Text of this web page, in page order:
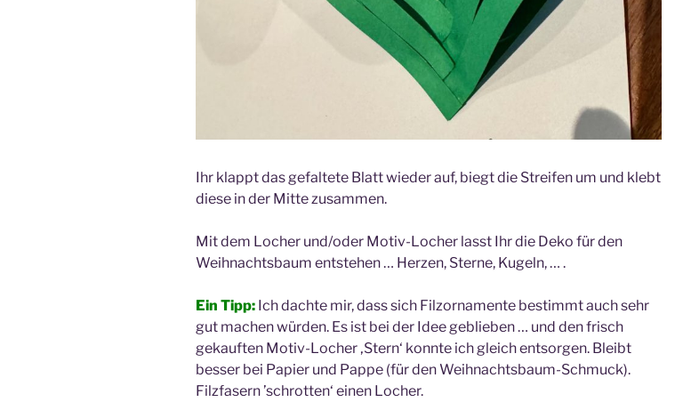
Ihr klappt das gefaltete Blatt wieder auf, biegt die Streifen um und klebt
diese in der Mitte zusammen.
Mit dem Locher und/oder Motiv-Locher lasst Ihr die Deko für den
Weihnachtsbaum entstehen … Herzen, Sterne, Kugeln, … .
Ein Tipp: Ich dachte mir, dass sich Filzornamente bestimmt auch sehr
gut machen würden. Es ist bei der Idee geblieben … und den frisch
gekauften Motiv-Locher ‚Stern‘ konnte ich gleich entsorgen. Bleibt
besser bei Papier und Pappe (für den Weihnachtsbaum-Schmuck).
Filzfasern ’schrotten‘ einen Locher.